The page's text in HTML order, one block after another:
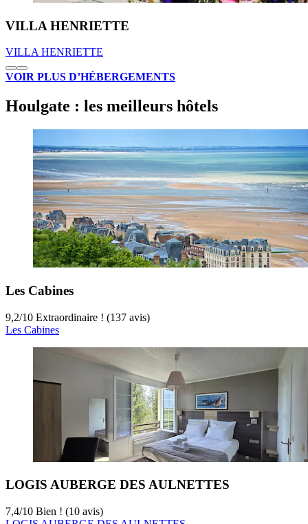
VILLA HENRIETTE
VILLA HENRIETTE
VOIR PLUS D’HÉBERGEMENTS
Houlgate : les meilleurs hôtels
Les Cabines
9,2/10 Extraordinaire ! (137 avis)
Les Cabines
LOGIS AUBERGE DES AULNETTES
7,4/10 Bien ! (10 avis)